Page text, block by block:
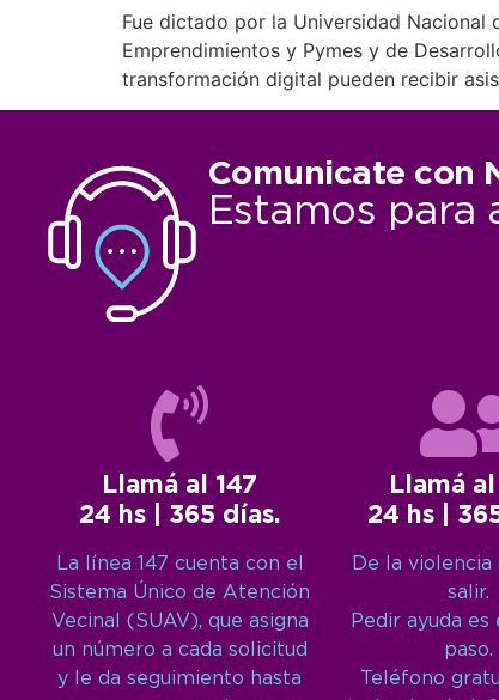
Fue dictado por la Universidad
Emprendimientos y Pymes y de
transformación digital pueden recibir
Comunicate con
Estamos para
Llamá al 147
24 hs | 365 días.
La línea 147 cuenta con el
Sistema Único de Atención
Vecinal (SUAV), que asigna
un número a cada solicitud
y le da seguimiento hasta
Llamá al
24 hs |
De la violencia
salir.
Pedir ayuda
paso.
Teléfono